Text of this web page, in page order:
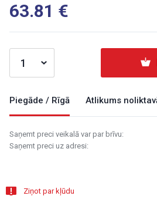
63.81
Piegāde / Rīgā Atlikums
Saņemt preci veikalā var par brīvu:
Saņemt preci uz adresi:
Ziņot par kļūdu